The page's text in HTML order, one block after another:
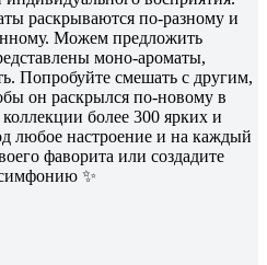
раскрываются по-разному и
Можем предложить
моно-ароматы,
Попробуйте смешать с другим,
он раскрылся по-новому в
более 300 ярких и
любое настроение и на каждый
фаворита или создадите
✨